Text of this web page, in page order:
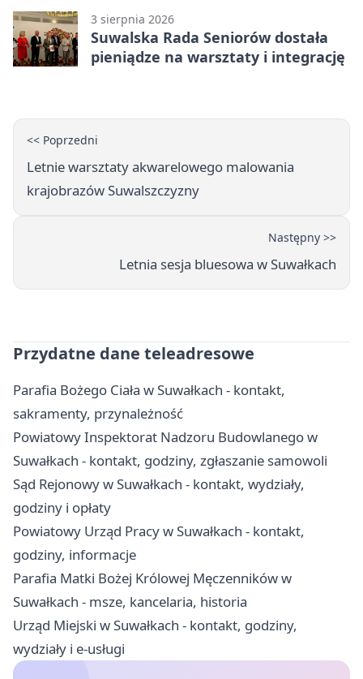
3 sierpnia 2026
Suwalska Rada Seniorów dostała
pieniądze na warsztaty i integrację
<< Poprzedni
Letnie warsztaty akwarelowego malowania
krajobrazów Suwalszczyzny
Następny >>
Letnia sesja bluesowa w Suwałkach
Przydatne dane teleadresowe
Parafia Bożego Ciała w Suwałkach - kontakt,
sakramenty, przynależność
Powiatowy Inspektorat Nadzoru Budowlanego w
Suwałkach - kontakt, godziny, zgłaszanie samowoli
Sąd Rejonowy w Suwałkach - kontakt, wydziały,
godziny i opłaty
Powiatowy Urząd Pracy w Suwałkach - kontakt,
godziny, informacje
Parafia Matki Bożej Królowej Męczenników w
Suwałkach - msze, kancelaria, historia
Urząd Miejski w Suwałkach - kontakt, godziny,
wydziały i e-usługi